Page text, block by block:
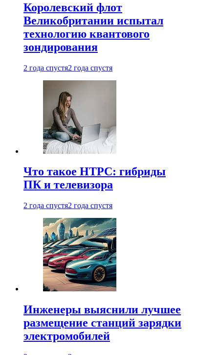
Королевский флот
Великобритании испытал
технологию квантового
зондирования
2 года спустя2 года спустя
Что такое HTPC: гибриды
ПК и телевизора
2 года спустя2 года спустя
Инженеры выяснили лучшее
размещение станций зарядки
электромобилей